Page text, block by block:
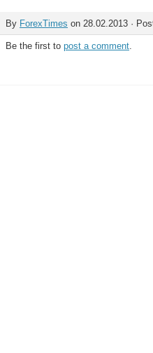
By ForexTimes on 28.02.2013 ·
Be the first to post a comment.